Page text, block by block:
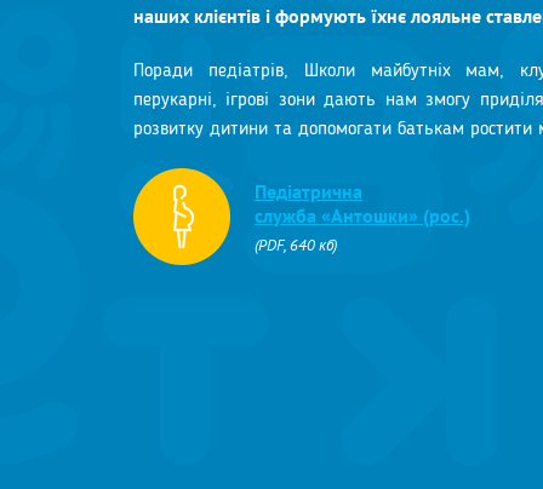
наших клієнтів і формують їхнє лояльне
Поради педіатрів, Школи майбутніх мам,
перукарні, ігрові зони дають нам змогу
розвитку дитини та допомогати батькам ростити
Педіатрична
служба «Антошки» (рос.)
(PDF, 640 кб)